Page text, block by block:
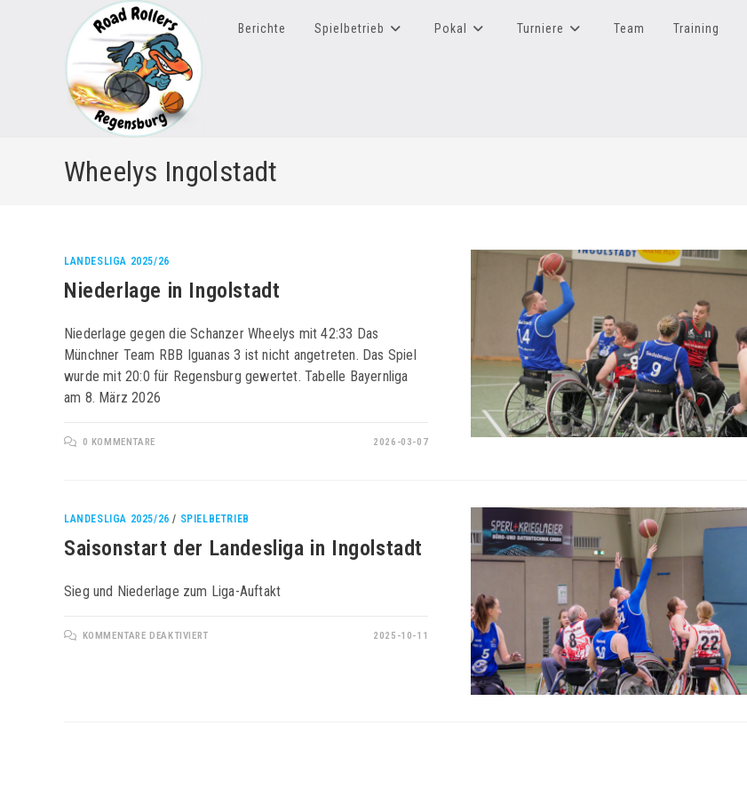
Berichte Spielbetrieb Pokal Turniere Team Training
Wheelys Ingolstadt
LANDESLIGA 2025/26
Niederlage in Ingolstadt
Niederlage gegen die Schanzer Wheelys mit 42:33 Das
Münchner Team RBB Iguanas 3 ist nicht angetreten. Das Spiel
wurde mit 20:0 für Regensburg gewertet. Tabelle Bayernliga
am 8. März 2026
0 KOMMENTARE 2026-03-07
LANDESLIGA 2025/26 / SPIELBETRIEB
Saisonstart der Landesliga in Ingolstadt
Sieg und Niederlage zum Liga-Auftakt
KOMMENTARE DEAKTIVIERTFÜR
2025-10-11